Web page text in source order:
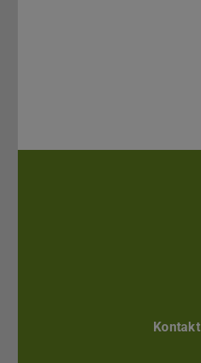
Kontakt